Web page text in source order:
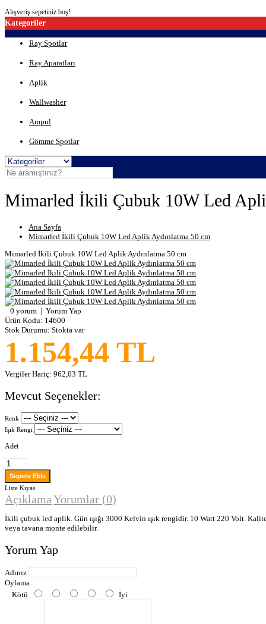
Alışveriş sepetiniz boş!
Kategoriler
Ray Spotlar
Ray Aparatları
Aplik
Wallwasher
Ampul
Gömme Spotlar
Mimarled İkili Çubuk 10W Led
Ana Sayfa
Mimarled İkili Çubuk 10W Led Aplik Aydınlatma 50 cm
Mimarled İkili Çubuk 10W Led Aplik Aydınlatma 50 cm
0 yorum | Yorum Yap
Ürün Kodu: 14600
Stok Durumu: Stokta var
1.154,44 TL
Vergiler Hariç: 962,03 TL
Mevcut Seçenekler:
Renk
Işık Rengi
Adet
Liste Kıyas
AçıklamaYorumlar (0)
İkili çubuk led aplik. Gün ışığı 3000 Kelvin ışık rengidir. 10 Watt 220 Volt.
veya tavana monte edilebilir.
Yorum Yap
Adınız
Oylama
Kötü
İyi